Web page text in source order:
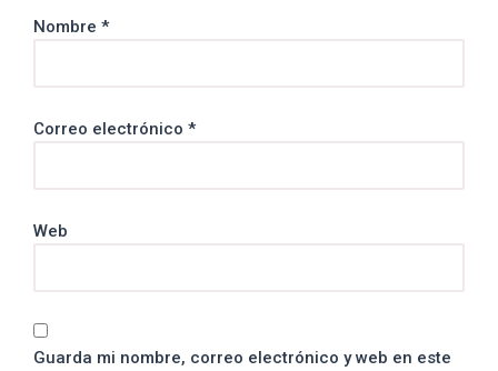
Nombre *
Correo electrónico *
Web
Guarda mi nombre, correo electrónico y web en este